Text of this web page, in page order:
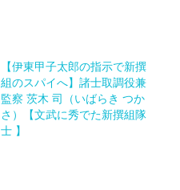
【伊東甲子太郎の指示で新撰
組のスパイへ】諸士取調役兼
監察 茨木 司（いばらき つか
さ）【文武に秀でた新撰組隊
士 】